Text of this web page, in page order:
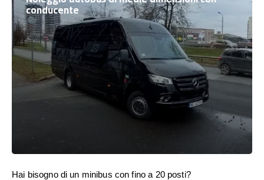
conducente
Hai bisogno di un minibus con fino a 20 posti?